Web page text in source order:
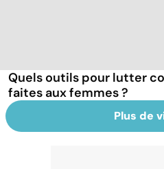
Quels outils pour lutter
faites aux femmes ?
Plus de